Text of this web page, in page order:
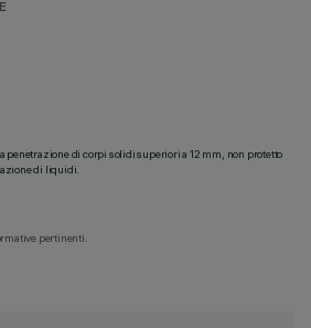
penetrazione di corpi solidi superiori a 12 mm, non protetto
di liquidi.
pertinenti.